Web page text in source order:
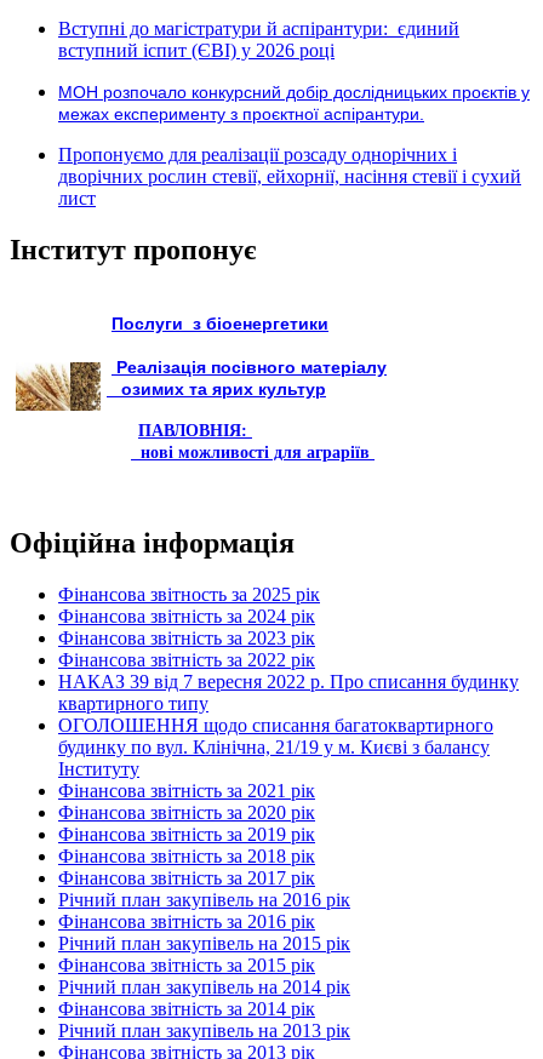
Вступні до магістратури й аспірантури: єдиний
вступний іспит (ЄВІ) у 2026 році
МОН розпочало конкурсний добір дослідницьких проєктів у
межах експерименту з проєктної аспірантури.
Пропонуємо для реалізації розсаду однорічних і
дворічних рослин стевії, ейхорнії, насіння стевії і сухий
лист
Інститут пропонує
Послуги з біоенергетики
Реалізація посівного матеріалу
озимих та ярих культур
ПАВЛОВНІЯ:
нові можливості для аграріїв
Офіційна інформація
Фінансова звітность за 2025 рік
Фінансова звітність за 2024 рік
Фінансова звітність за 2023 рік
Фінансова звітність за 2022 рік
НАКАЗ 39 від 7 вересня 2022 р. Про списання будинку
квартирного типу
ОГОЛОШЕННЯ щодо списання багатоквартирного
будинку по вул. Клінічна, 21/19 у м. Києві з балансу
Інституту
Фінансова звітність за 2021 рік
Фінансова звітність за 2020 рік
Фінансова звітність за 2019 рік
Фінансова звітність за 2018 рік
Фінансова звітність за 2017 рік
Річний план закупівель на 2016 рік
Фінансова звітність за 2016 рік
Річний план закупівель на 2015 рік
Фінансова звітність за 2015 рік
Річний план закупівель на 2014 рік
Фінансова звітність за 2014 рік
Річний план закупівель на 2013 рік
Фінансова звітність за 2013 рік